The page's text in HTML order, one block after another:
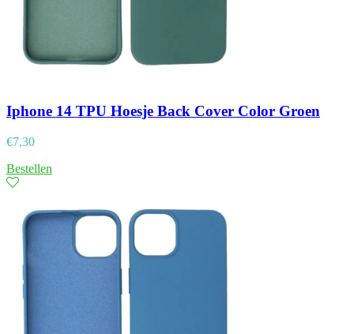
Iphone 14 TPU Hoesje Back Cover Color Groen
€7,30
Bestellen